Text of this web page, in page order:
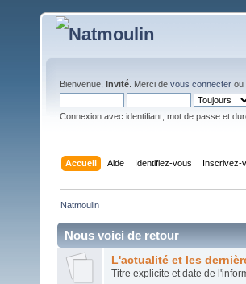
Bienvenue, Invité . Merci de vous connecter ou
Connexion avec identifiant, mot de passe et
Accueil Aide Identifiez-vous Inscrivez-
Natmoulin
Nous voici de retour
L'actualité et les
Titre explicite et date de